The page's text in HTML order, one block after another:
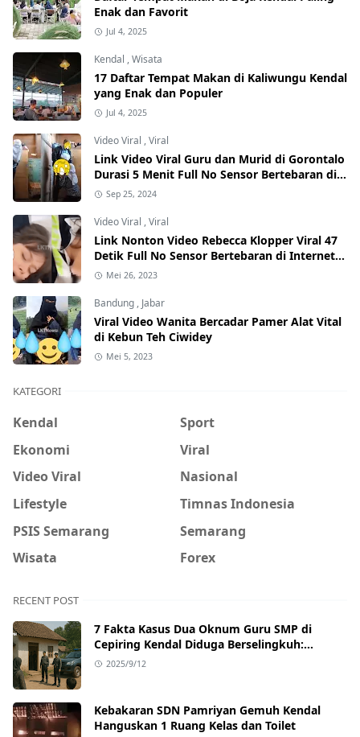
Enak dan Favorit
Jul 4, 2025
Kendal ,Wisata
17 Daftar Tempat Makan di Kaliwungu Kendal
yang Enak dan Populer
Jul 4, 2025
Video Viral ,Viral
Link Video Viral Guru dan Murid di Gorontalo
Durasi 5 Menit Full No Sensor Bertebaran di
Internet, Hati-Hati Phising!
Sep 25, 2024
Video Viral ,Viral
Link Nonton Video Rebecca Klopper Viral 47
Detik Full No Sensor Bertebaran di Internet,
Hati-Hati Phising!
Mei 26, 2023
Bandung , Jabar
Viral Video Wanita Bercadar Pamer Alat Vital
di Kebun Teh Ciwidey
Mei 5, 2023
KATEGORI
Kendal
Sport
Ekonomi
Viral
Video Viral
Nasional
Lifestyle
Timnas Indonesia
PSIS Semarang
Semarang
Wisata
Forex
RECENT POST
7 Fakta Kasus Dua Oknum Guru SMP di
Cepiring Kendal Diduga Berselingkuh:
Kronologi, Pengakuan, hingga Sanksi
2025/9/12
Kebakaran SDN Pamriyan Gemuh Kendal
Hanguskan 1 Ruang Kelas dan Toilet